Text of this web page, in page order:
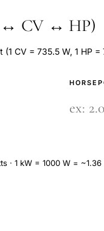
↔ CV ↔ HP)
CV = 735.5 W, 1 HP =
· 1 kW = 1000 W = ~1.36